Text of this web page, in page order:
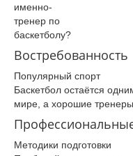
именно­
тренер­ по
баскетболу­?
Востребованность
Популярный спорт
Баскетбол остаётся
мире, а хорошие
Методики подготовки